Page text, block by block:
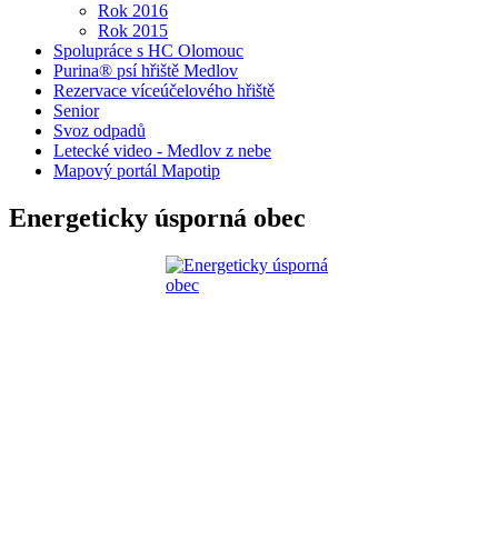
Rok 2016
Rok 2015
Spolupráce s HC Olomouc
Purina® psí hřiště Medlov
Rezervace víceúčelového hřiště
Senior
Svoz odpadů
Letecké video - Medlov z nebe
Mapový portál Mapotip
Energeticky úsporná obec